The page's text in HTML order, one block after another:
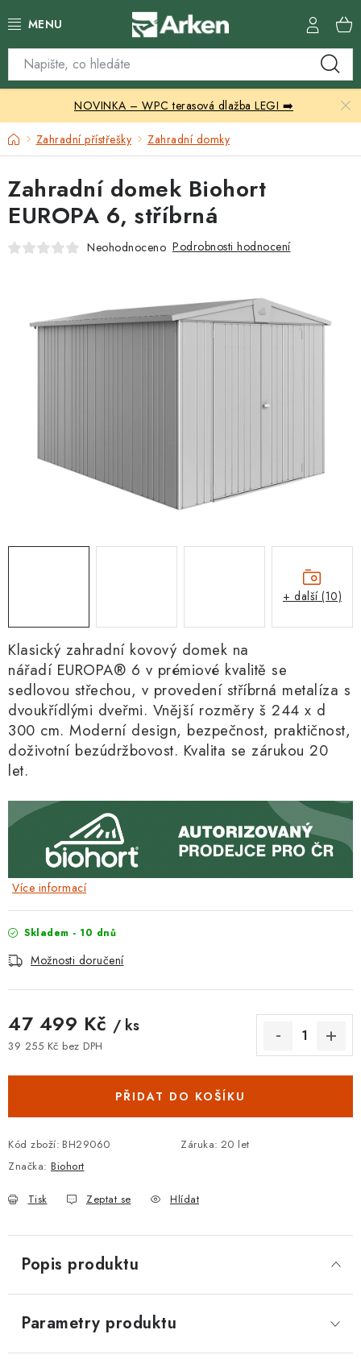
na
Skleníky
Zahradní přístřešky
Zahradní nábytek
Grily a ohniště
NOVINKA – WPC terasová dlažba LEGI ➡️
DomůZahradní přístřešky Zahradní domky
Klasický zahradní kovový domek na
nářadí EUROPA® 6 v prémiové kvalitě se
sedlovou střechou, v provedení stříbrná metalíza s
dvoukřídlými dveřmi. Vnější rozměry š 244 x d
300 cm. Moderní design, bezpečnost, praktičnost,
doživotní bezúdržbovost. Kvalita se zárukou 20
let.
Více informací
Skladem - 10 dnů
Možnosti doručení
47 499 Kč / ks
39 255 Kč bez DPH
PŘIDAT DO KOŠÍKU
Kód zboží: BH29060 Záruka: 20 let
Značka: Biohort
Tisk Zeptat se Hlídat
Zahradní domek Biohort
EUROPA 6, stříbrná
Neohodnoceno Podrobnosti hodnocení
+ další (10)
Popis produktu
Parametry produktu